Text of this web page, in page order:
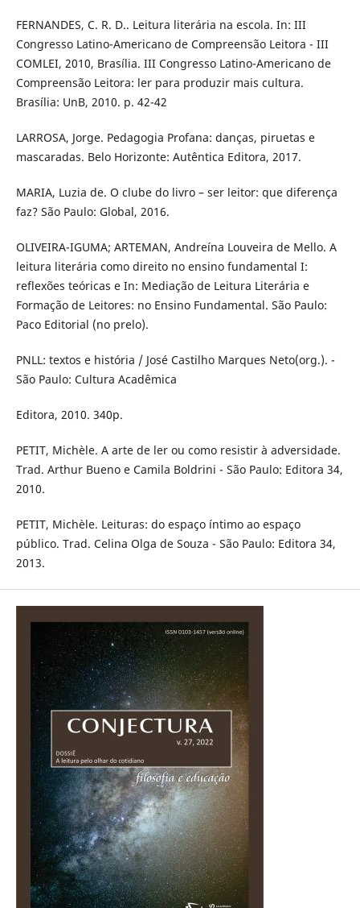
FERNANDES, C. R. D.. Leitura literária na escola. In: III
Congresso Latino-Americano de Compreensão Leitora - III
COMLEI, 2010, Brasília. III Congresso Latino-Americano de
Compreensão Leitora: ler para produzir mais cultura.
Brasília: UnB, 2010. p. 42-42
LARROSA, Jorge. Pedagogia Profana: danças, piruetas e
mascaradas. Belo Horizonte: Autêntica Editora, 2017.
MARIA, Luzia de. O clube do livro – ser leitor: que diferença
faz? São Paulo: Global, 2016.
OLIVEIRA-IGUMA; ARTEMAN, Andreína Louveira de Mello. A
leitura literária como direito no ensino fundamental I:
reflexões teóricas e In: Mediação de Leitura Literária e
Formação de Leitores: no Ensino Fundamental. São Paulo:
Paco Editorial (no prelo).
PNLL: textos e história / José Castilho Marques Neto(org.). -
São Paulo: Cultura Acadêmica
Editora, 2010. 340p.
PETIT, Michèle. A arte de ler ou como resistir à adversidade.
Trad. Arthur Bueno e Camila Boldrini - São Paulo: Editora 34,
2010.
PETIT, Michèle. Leituras: do espaço íntimo ao espaço
público. Trad. Celina Olga de Souza - São Paulo: Editora 34,
2013.